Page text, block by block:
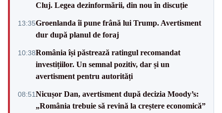
Cluj. Legea dezinformării, din nou în discuție
13:35Groenlanda îi pune frână lui Trump. Avertisment
dur după planul de foraj
10:38România își păstrează ratingul recomandat
investițiilor. Un semnal pozitiv, dar și un
avertisment pentru autorități
08:51Nicușor Dan, avertisment după decizia Moody’s:
„România trebuie să revină la creștere economică”